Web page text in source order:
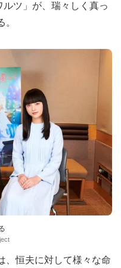
ツ」が、瑞々しく真っ
、恒夫に対して様々な命